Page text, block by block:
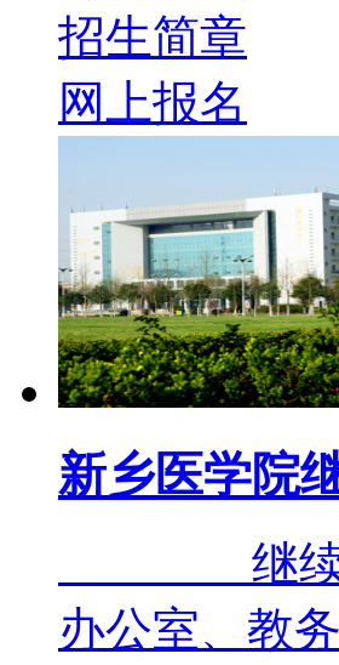
招生简章
网上报名
新乡医学院
继续教育
办公室、教